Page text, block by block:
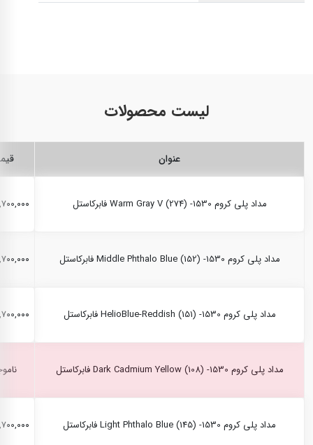
لیست محصولات
عنوان
مداد پلی کروم Warm Gray V (274) -1530 فابرکاستل ۲,۷۰۰,۰۰۰
مداد پلی کروم Middle Phthalo Blue (152) -1530 فابرکاستل ۲,۷۰۰,۰۰۰
مداد پلی کروم HelioBlue-Reddish (151) -1530 فابرکاستل ۲,۷۰۰,۰۰۰
مداد پلی کروم Dark Cadmium Yellow (108) -1530 فابرکاستل
مداد پلی کروم Light Phthalo Blue (145) -1530 فابرکاستل ۲,۷۰۰,۰۰۰